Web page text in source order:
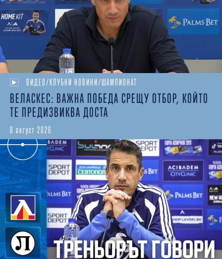
ВИДЕО/КЛУБНИ НОВИНИ/ШАМПИОНАТ
ВЕЛАСКЕС: ВАЖНА ПОБЕДА СРЕЩУ ОТБОР, КОЙТО
ТЕ ПРЕДИЗВИКВА ДОСТА
8 август 2026